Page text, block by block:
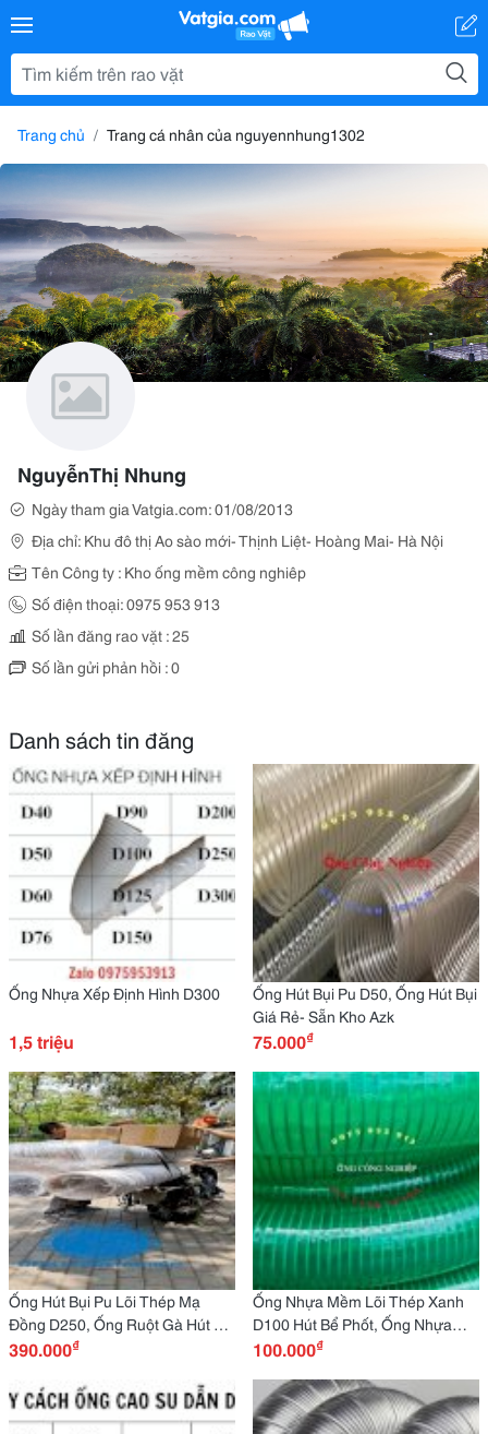
Trang chủ Trang cá nhân của nguyennhung1302
NguyễnThị Nhung
Ngày tham gia Vatgia.com: 01/08/2013
Địa chỉ: Khu đô thị Ao sào mới- Thịnh Liệt- Hoàng Mai- Hà Nội
Tên Công ty : Kho ống mềm công nghiêp
Số điện thoại: 0975 953 913
Số lần đăng rao vặt : 25
Số lần gửi phản hồi : 0
Danh sách tin đăng
Ống Nhựa Xếp Định Hình D300
1,5 triệu
Ống Hút Bụi Pu D50, Ống Hút Bụi
Giá Rẻ- Sẵn Kho Azk
75.000₫
Ống Hút Bụi Pu Lõi Thép Mạ
Đồng D250, Ống Ruột Gà Hút Bụi
Nhựa Pu
390.000₫
Ống Nhựa Mềm Lõi Thép Xanh
D100 Hút Bể Phốt, Ống Nhựa
Mềm Lõi Thép Pvc Chịu Áp Lực
100.000₫